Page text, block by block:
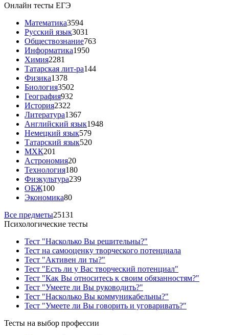
Онлайн тесты ЕГЭ
Математика3594
Русский язык3031
Обществознание763
Информатика1950
Химия2281
Татарская лит-ра144
Физика1378
Биология3502
География932
История2322
Литература1367
Английский язык1948
Немецкий язык579
Татарский язык520
МХК201
Астрономия20
Технология180
Физкультура239
ОБЖ100
Экономика80
Все предметы25131
Психологические тесты
Тест "Насколько Вы решительны?"
Тест на самооценку творческого потенциала
Тест "Активен ли ты?"
Тест "Есть ли у Вас творческий потенциал"
Тест "Как Вы относитесь к своим обязанностям?"
Тест "Умеете ли Вы руководить?"
Тест "Насколько Вы коммуникабельны?"
Тест "Умеете ли Вы говорить и уговаривать?"
Тесты на выбор профессии